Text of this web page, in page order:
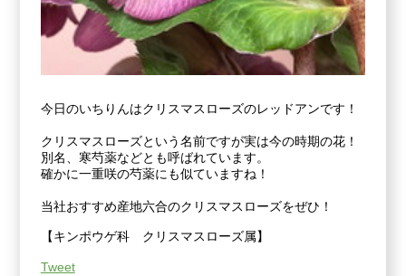
今日のいちりんはクリスマスローズのレッドアンです！
クリスマスローズという名前ですが実は今の時期の花！
別名、寒芍薬などとも呼ばれています。
確かに一重咲の芍薬にも似ていますね！
当社おすすめ産地六合のクリスマスローズをぜひ！
【キンポウゲ科 クリスマスローズ属】
Tweet